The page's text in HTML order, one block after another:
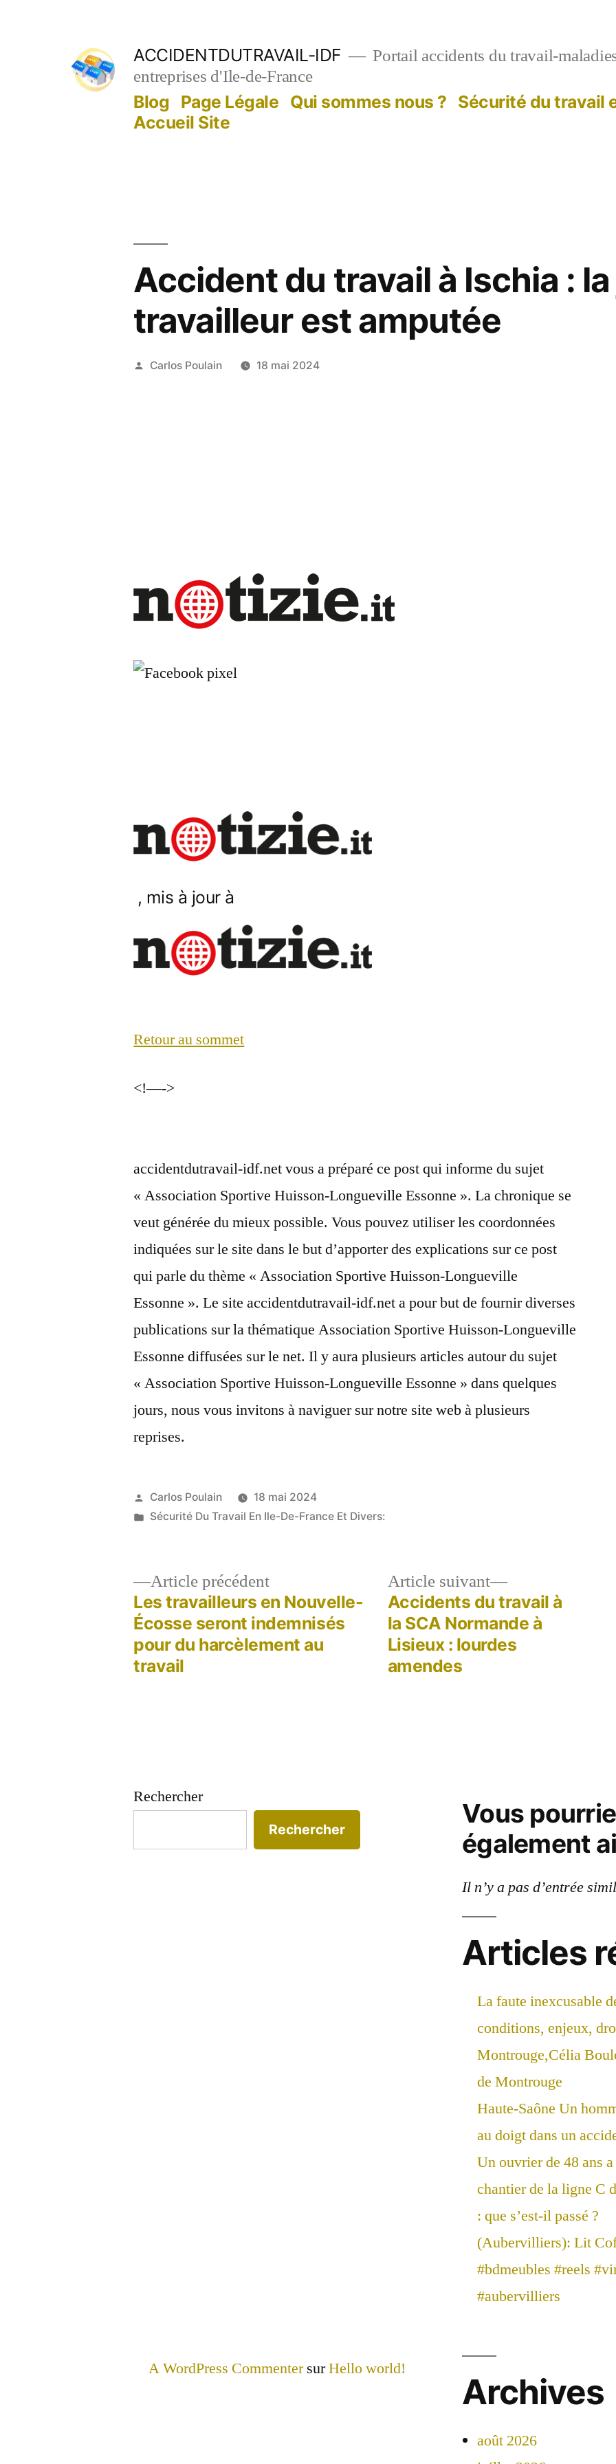
ACCIDENTDUTRAVAIL-IDF
Portail accidents du travail-
entreprises d'Ile-de-France
Blog Page Légale Qui sommes nous ? Sécurité du travail
Accueil Site
Accident du travail à Ischia : la
travailleur est amputée
Publié
Carlos Poulain 18 mai 2024
, mis à jour à
Retour au sommet
<!—->
accidentdutravail-idf.net vous a préparé ce post qui informe du sujet
« Association Sportive Huisson-Longueville Essonne ». La chronique se
veut générée du mieux possible. Vous pouvez utiliser les coordonnées
indiquées sur le site dans le but d’apporter des explications sur ce post
qui parle du thème « Association Sportive Huisson-Longueville
Essonne ». Le site accidentdutravail-idf.net a pour but de fournir diverses
publications sur la thématique Association Sportive Huisson-Longueville
Essonne diffusées sur le net. Il y aura plusieurs articles autour du sujet
« Association Sportive Huisson-Longueville Essonne » dans quelques
jours, nous vous invitons à naviguer sur notre site web à plusieurs
reprises.
Publié
par
Carlos Poulain
18 mai 2024
Publié
Sécurité Du Travail En Ile-De-France Et Divers:
Navigation
Article précédentArticle
précédent :
Les travailleurs en Nouvelle-
Écosse seront indemnisés
pour du harcèlement au
travail
Article suivant
Article
suivant :
Accidents du travail à
la SCA Normande à
Lisieux : lourdes
amendes
Rechercher
Rechercher
Vous
également
Il n’y a pas d’entrée
Articles
La faute inexcusable
conditions, enjeux,
Montrouge,Célia
de Montrouge
Haute-Saône Un
au doigt dans un
Un ouvrier de 48 ans
chantier de la ligne C
: que s’est-il passé ?
(Aubervilliers): Lit
#bdmeubles #reels
#aubervilliers
A WordPress CommentersurHello world!
Archives
août 2026